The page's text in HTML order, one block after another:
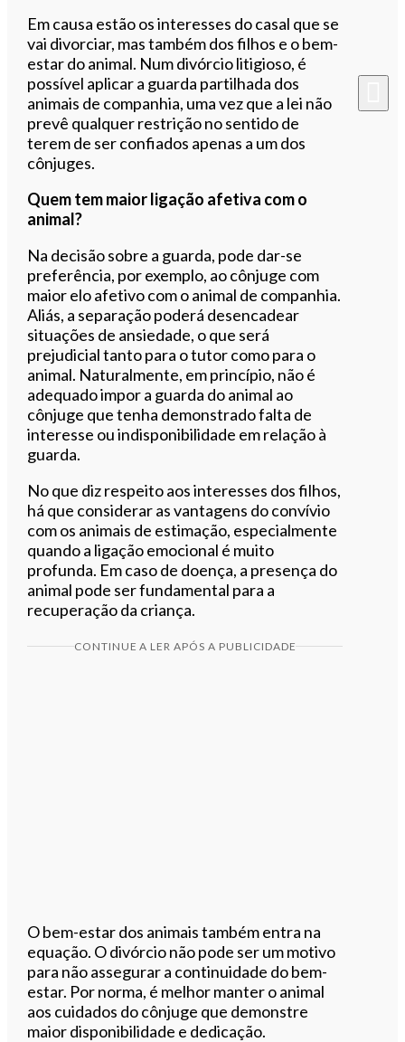
Em causa estão os interesses do casal que se
vai divorciar, mas também dos filhos e o bem-
estar do animal. Num divórcio litigioso, é
possível aplicar a guarda partilhada dos
animais de companhia, uma vez que a lei não
prevê qualquer restrição no sentido de
terem de ser confiados apenas a um dos
cônjuges.
Quem tem maior ligação afetiva com o
animal?
Na decisão sobre a guarda, pode dar-se
preferência, por exemplo, ao cônjuge com
maior elo afetivo com o animal de companhia.
Aliás, a separação poderá desencadear
situações de ansiedade, o que será
prejudicial tanto para o tutor como para o
animal. Naturalmente, em princípio, não é
adequado impor a guarda do animal ao
cônjuge que tenha demonstrado falta de
interesse ou indisponibilidade em relação à
guarda.
No que diz respeito aos interesses dos filhos,
há que considerar as vantagens do convívio
com os animais de estimação, especialmente
quando a ligação emocional é muito
profunda. Em caso de doença, a presença do
animal pode ser fundamental para a
recuperação da criança.
CONTINUE A LER APÓS A PUBLICIDADE
O bem-estar dos animais também entra na
equação. O divórcio não pode ser um motivo
para não assegurar a continuidade do bem-
estar. Por norma, é melhor manter o animal
aos cuidados do cônjuge que demonstre
maior disponibilidade e dedicação.